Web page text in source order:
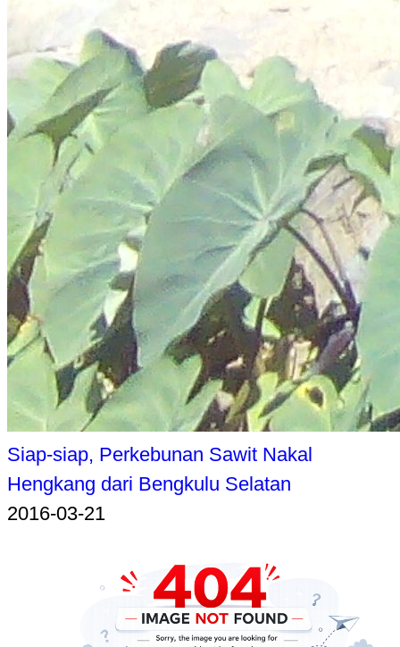
Siap-siap, Perkebunan Sawit Nakal
Hengkang dari Bengkulu Selatan
2016-03-21